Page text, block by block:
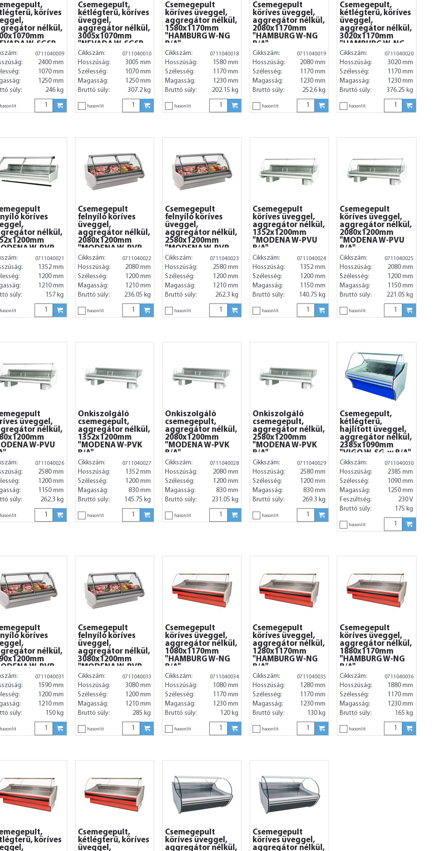
köríves
nélkül,
W-SGSP
0711040009
2400 mm
1070 mm
1250 mm
súly:
246 kg
hasonlít
Csemegepult,
kétlégterű, köríves
üveggel,
aggregátor nélkül,
3005x1070mm
"NEVADA W-SGSP
B/A"
Cikkszám: 0711040010
Hosszúság:
3005 mm
Szélesség:
1070 mm
Magasság:
1250 mm
Bruttó súly:
307.2 kg
hasonlít
Csemegepult
köríves üveggel,
aggregátor nélkül,
1580x1170mm
"HAMBURG W-NG
B/A"
Cikkszám: 0711040018
Hosszúság:
1580 mm
Szélesség:
1170 mm
Magasság:
1230 mm
Bruttó súly:
202.15 kg
hasonlít
Csemegepult
köríves üveggel,
aggregátor nélkül,
2080x1170mm
"HAMBURG W-NG
B/A"
Cikkszám: 0711040019
Hosszúság:
2080 mm
Szélesség:
1170 mm
Magasság:
1230 mm
Bruttó súly:
252.6 kg
hasonlít
Csemegepult,
kétlégterű, köríves
üveggel,
aggregátor nélkül,
3020x1170mm
"HAMBURG W-NG
B/A"
Cikkszám: 0711040020
Hosszúság:
3020 mm
Szélesség:
1170 mm
Magasság:
1230 mm
Bruttó súly:
376.25 kg
hasonlít
köríves
nélkül,
W-PVP
0711040021
1352 mm
1200 mm
1210 mm
súly:
157 kg
hasonlít
Csemegepult
felnyíló köríves
üveggel,
aggregátor nélkül,
2080x1200mm
"MODENA W-PVP
B/A"
Cikkszám: 0711040022
Hosszúság:
2080 mm
Szélesség:
1200 mm
Magasság:
1210 mm
Bruttó súly:
236.05 kg
hasonlít
Csemegepult
felnyíló köríves
üveggel,
aggregátor nélkül,
2580x1200mm
"MODENA W-PVP
B/A"
Cikkszám: 0711040023
Hosszúság:
2580 mm
Szélesség:
1200 mm
Magasság:
1210 mm
Bruttó súly:
262.3 kg
hasonlít
Csemegepult
köríves üveggel,
aggregátor nélkül,
1352x1200mm
"MODENA W-PVU
B/A"
Cikkszám: 0711040024
Hosszúság:
1352 mm
Szélesség:
1200 mm
Magasság:
1150 mm
Bruttó súly:
140.75 kg
hasonlít
Csemegepult
köríves üveggel,
aggregátor nélkül,
2080x1200mm
"MODENA W-PVU
B/A"
Cikkszám: 0711040025
Hosszúság:
2080 mm
Szélesség:
1200 mm
Magasság:
1150 mm
Bruttó súly:
221.05 kg
hasonlít
üveggel,
nélkül,
W-PVU
0711040026
2580 mm
1200 mm
1150 mm
súly:
262.3 kg
hasonlít
Önkiszolgáló
csemegepult,
aggregátor nélkül,
1352x1200mm
"MODENA W-PVK
B/A"
Cikkszám: 0711040027
Hosszúság:
1352 mm
Szélesség:
1200 mm
Magasság:
830 mm
Bruttó súly:
145.75 kg
hasonlít
Önkiszolgáló
csemegepult,
aggregátor nélkül,
2080x1200mm
"MODENA W-PVK
B/A"
Cikkszám: 0711040028
Hosszúság:
2080 mm
Szélesség:
1200 mm
Magasság:
830 mm
Bruttó súly:
231.05 kg
hasonlít
Önkiszolgáló
csemegepult,
aggregátor nélkül,
2580x1200mm
"MODENA W-PVK
B/A"
Cikkszám: 0711040029
Hosszúság:
2580 mm
Szélesség:
1200 mm
Magasság:
830 mm
Bruttó súly:
269.3 kg
hasonlít
Csemegepult,
kétlégterű,
hajlított üveggel,
aggregátor nélkül,
2385x1090mm
"VIGO W-SG-w B/A"
Cikkszám: 0711040030
Hosszúság:
2385 mm
Szélesség:
1090 mm
Magasság:
1250 mm
Feszültség:
230 V
Bruttó súly:
175 kg
hasonlít
köríves
nélkül,
W-PVP
0711040031
1590 mm
1200 mm
1210 mm
súly:
150 kg
hasonlít
Csemegepult
felnyíló köríves
üveggel,
aggregátor nélkül,
3080x1200mm
"MODENA W-PVP
B/A"
Cikkszám: 0711040033
Hosszúság:
3080 mm
Szélesség:
1200 mm
Magasság:
1210 mm
Bruttó súly:
285 kg
hasonlít
Csemegepult
köríves üveggel,
aggregátor nélkül,
1080x1170mm
"HAMBURG W-NG
B/A"
Cikkszám: 0711040034
Hosszúság:
1080 mm
Szélesség:
1170 mm
Magasság:
1230 mm
Bruttó súly:
120 kg
hasonlít
Csemegepult
köríves üveggel,
aggregátor nélkül,
1280x1170mm
"HAMBURG W-NG
B/A"
Cikkszám: 0711040035
Hosszúság:
1280 mm
Szélesség:
1170 mm
Magasság:
1230 mm
Bruttó súly:
130 kg
hasonlít
Csemegepult
köríves üveggel,
aggregátor nélkül,
1880x1170mm
"HAMBURG W-NG
B/A"
Cikkszám: 0711040036
Hosszúság:
1880 mm
Szélesség:
1170 mm
Magasság:
1230 mm
Bruttó súly:
165 kg
hasonlít
köríves
Csemegepult,
kétlégterű, köríves
üveggel,
Csemegepult
köríves üveggel,
aggregátor nélkül,
Csemegepult
köríves üveggel,
aggregátor nélkül,